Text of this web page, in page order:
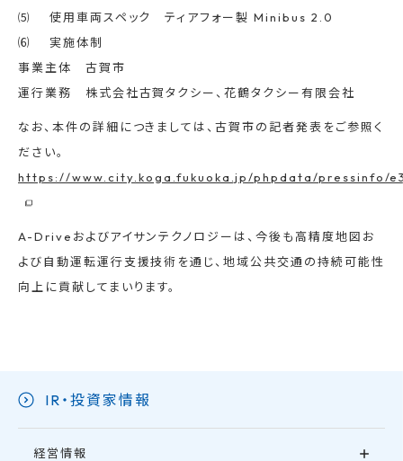
⑸ 使用車両スペック ティアフォー製 Minibus 2.0
⑹ 実施体制
事業主体 古賀市
運行業務 株式会社古賀タクシー、花鶴タクシー有限会社
なお、本件の詳細につきましては、古賀市の記者発表をご参照く
ださい。
https://www.city.koga.fukuoka.jp/phpdata/pressinfo/
A-Driveおよびアイサンテクノロジーは、今後も高精度地図お
よび自動運転運行支援技術を通じ、地域公共交通の持続可能性
向上に貢献してまいります。
IR・投資家情報
経営情報